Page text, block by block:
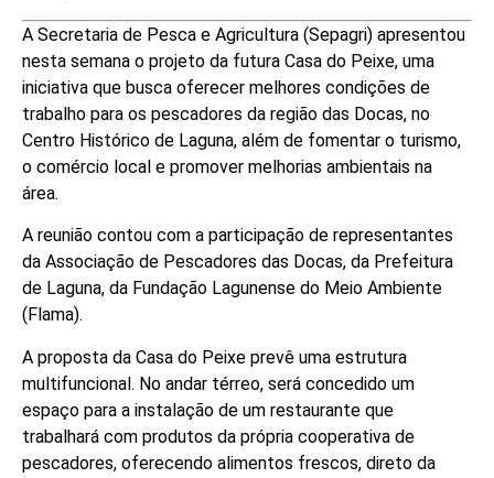
A Secretaria de Pesca e Agricultura (Sepagri) apresentou
nesta semana o projeto da futura Casa do Peixe, uma
iniciativa que busca oferecer melhores condições de
trabalho para os pescadores da região das Docas, no
Centro Histórico de Laguna, além de fomentar o turismo,
o comércio local e promover melhorias ambientais na
área.
A reunião contou com a participação de representantes
da Associação de Pescadores das Docas, da Prefeitura
de Laguna, da Fundação Lagunense do Meio Ambiente
(Flama).
A proposta da Casa do Peixe prevê uma estrutura
multifuncional. No andar térreo, será concedido um
espaço para a instalação de um restaurante que
trabalhará com produtos da própria cooperativa de
pescadores, oferecendo alimentos frescos, direto da